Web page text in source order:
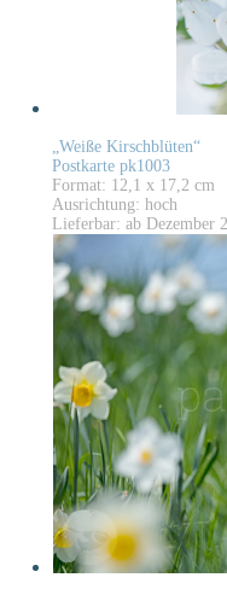
„Weiße Kirschblüten“
Postkarte pk1003
Format: 12,1 x 17,2 cm
Ausrichtung: hoch
Lieferbar: ab Dezember